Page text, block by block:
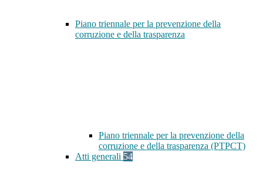
Piano triennale per la prevenzione della
corruzione e della trasparenza
Piano triennale per la prevenzione della
corruzione e della trasparenza (PTPCT)
Atti generali 54